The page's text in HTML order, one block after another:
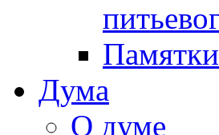
Дума
О думе